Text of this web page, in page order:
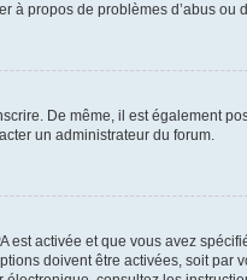
propos de problèmes d’abus ou
De même, il est également
un administrateur du forum.
activée et que vous avez
doivent être activées, soit par